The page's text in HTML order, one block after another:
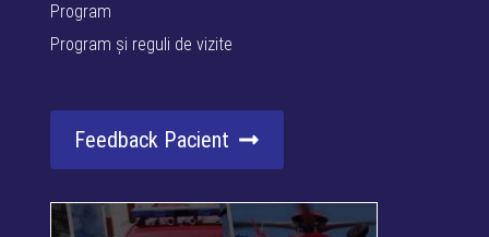
Program
Program și reguli de vizite
Feedback Pacient